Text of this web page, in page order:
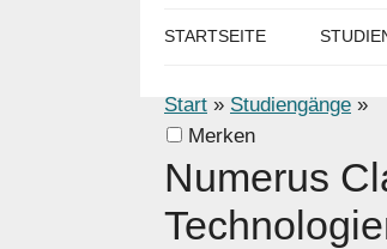
Start » Studiengänge »
Merken
Numerus
STARTSEITE